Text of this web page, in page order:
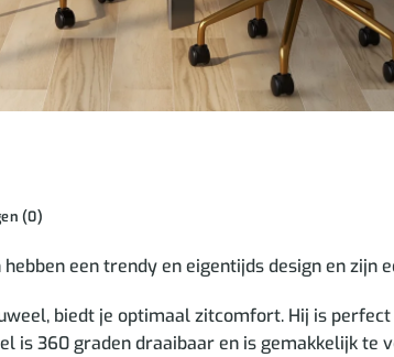
(0)
een trendy en eigentijds design en zijn
biedt je optimaal zitcomfort. Hij is
is 360 graden draaibaar en is gemakkelijk